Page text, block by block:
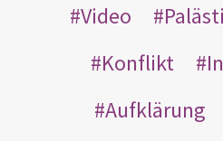
Video
Konflikt
Aufklärung